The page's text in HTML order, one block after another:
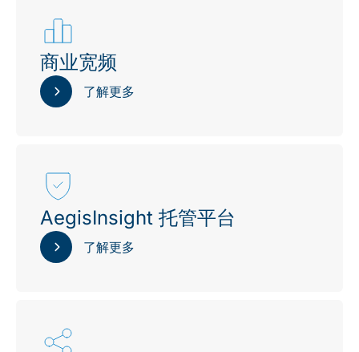
商业宽频
了解更多
AegisInsight 托管平台
了解更多